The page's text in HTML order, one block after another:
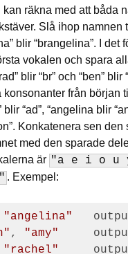
räkna med att båda
Slå ihop namnen
blir “brangelina”. I det
vokalen och spara
blir “br” och “ben” blir
konsonanter från början
“ad”, “angelina blir
Konkatenera sen
med den sparade
är "a e i o u
. Exempel:
"angelina"
, "amy"
"rachel"